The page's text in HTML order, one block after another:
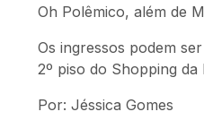
Oh Polêmico, além de
Os ingressos podem
2º piso do Shopping da
Por: Jéssica Gomes